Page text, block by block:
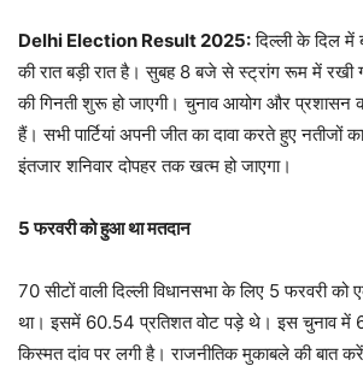
Delhi Election Result 2025:दिल्ली के दिल
की रात बड़ी रात है। सुबह 8 बजे से स्ट्रांग रूम में रखी
की गिनती शुरू हो जाएगी। चुनाव आयोग और प्रशासन की
हैं। सभी पार्टियां अपनी जीत का दावा करते हुए नतीजों
इंतजार शनिवार दोपहर तक खत्म हो जाएगा।
5 फरवरी को हुआ था मतदान
70 सीटों वाली दिल्ली विधानसभा के लिए 5 फरवरी
था। इसमें 60.54 प्रतिशत वोट पड़े थे। इस चुनाव में
किस्मत दांव पर लगी है। राजनीतिक मुकाबले की बात